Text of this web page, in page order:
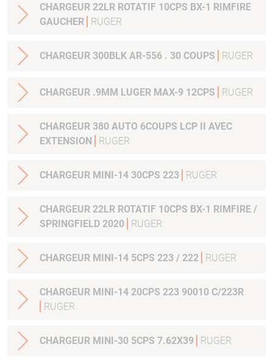
CHARGEUR 22LR ROTATIF 10CPS BX-1 RIMFIRE
GAUCHER
RUGER
CHARGEUR 300BLK AR-556 . 30 COUPS RUGER
CHARGEUR .9MM LUGER MAX-9 12CPS RUGER
CHARGEUR 380 AUTO 6COUPS LCP II AVEC
EXTENSION
RUGER
CHARGEUR MINI-14 30CPS 223 RUGER
CHARGEUR 22LR ROTATIF 10CPS BX-1 RIMFIRE /
SPRINGFIELD 2020
RUGER
CHARGEUR MINI-14 5CPS 223 / 222 RUGER
CHARGEUR MINI-14 20CPS 223 90010 C/223R
RUGER
CHARGEUR MINI-30 5CPS 7.62X39 RUGER